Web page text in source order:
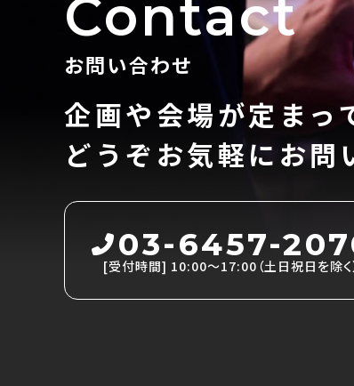
Contact
お問い合わせ
企画や会場が定まっ
どうぞお気軽にお問
03-6457-
[受付時間] 10:00～17:00（土日祝日を除く